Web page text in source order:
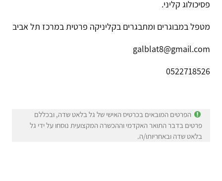
פסיכולוג קליני.
מטפל במבוגרים ומתבגרים בקליניקה פרטית במרכז תל אביב
galblat8@gmail.com
0522718526
הפרטים המובאים בכרטיס האישי של גל בלאט שדה, ובכללם
פרטים בדבר התואר האקדמי וההכשרה המקצועית נוסחו על ידי גל
בלאט שדה ובאחריותו/ה.